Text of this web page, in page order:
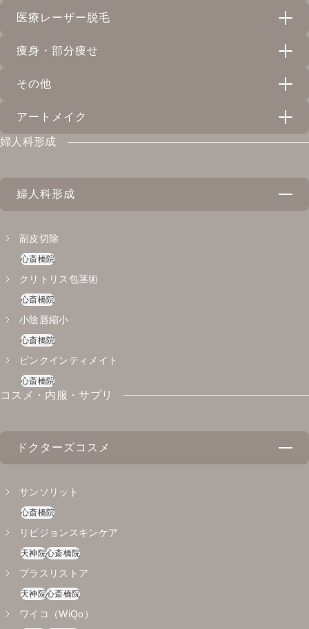
天神院心斎橋院
ジュベルック
トラネックスレチピール
天神院
水光注射
天神院心斎橋院
エクソソーム(FetoScell)
天神院
天神院
心斎橋院
ジュベルック
天神院 心斎橋院
心斎橋院
ハイドラブースター
YAGシャワー
天神院
心斎橋院
臍帯血幹細胞培養上清液
スネコス注射
天神院
エクソソーム（ASCE+）
水光注射
天神院心斎橋院
レニスナ
天神院
プルリアル
天神院心斎橋院
天神院心斎橋院
天神院心斎橋院
美容点滴
医療レーザー脱毛
天神院心斎橋院
天神院 心斎橋院
痩身・部分痩せ
天神院心斎橋院
その他
心斎橋院
アートメイク
婦人科形成
婦人科形成
副皮切除
心斎橋院
クリトリス包茎術
心斎橋院
小陰唇縮小
心斎橋院
ピンクインティメイト
心斎橋院
コスメ・内服・サプリ
ドクターズコスメ
サンソリット
心斎橋院
リビジョンスキンケア
天神院心斎橋院
プラスリストア
天神院心斎橋院
ワイコ（WiQo）